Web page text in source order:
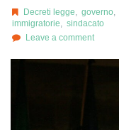
Decreti legge governo
immigratorie
sindacato
Leave a comment